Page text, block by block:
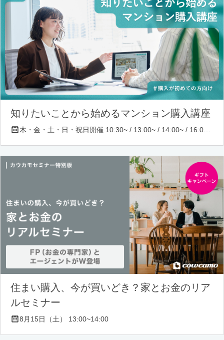
知りたいことから始めるマンション購入講座
住まい購入、今が買いどき？家とお金のリア
ルセミナー
8月15日（土） 13:00~14:00